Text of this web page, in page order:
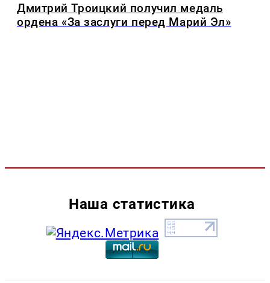
Дмитрий Троицкий получил медаль
ордена «За заслуги перед Марий Эл»
Наша статистика